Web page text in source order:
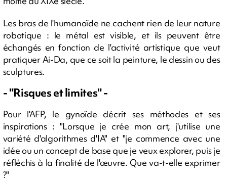
Les bras de l'humanoïde ne cachent rien de leur nature
robotique : le métal est visible, et ils peuvent être
échangés en fonction de l'activité artistique que veut
pratiquer Ai-Da, que ce soit la peinture, le dessin ou des
sculptures.
- "Risques et limites" -
Pour l'AFP, le gynoïde décrit ses méthodes et ses
inspirations : "Lorsque je crée mon art, j'utilise une
variété d'algorithmes d'IA" et "je commence avec une
idée ou un concept de base que je veux explorer, puis je
réfléchis à la finalité de l'œuvre. Que va-t-elle exprimer
?"